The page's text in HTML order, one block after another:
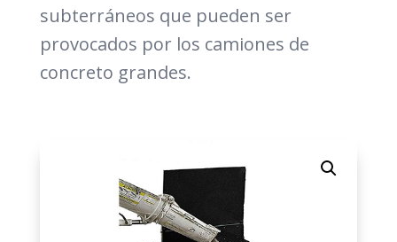
subterráneos que pueden ser
provocados por los camiones de
concreto grandes.